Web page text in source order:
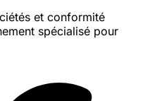
et conformité
spécialisé pour